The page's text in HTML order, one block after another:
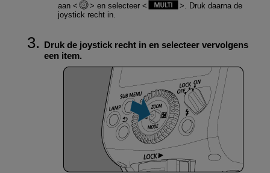
aan
en selecteer
. Druk daarna de
joystick recht in.
Druk de joystick recht in en selecteer vervolgens
een item.